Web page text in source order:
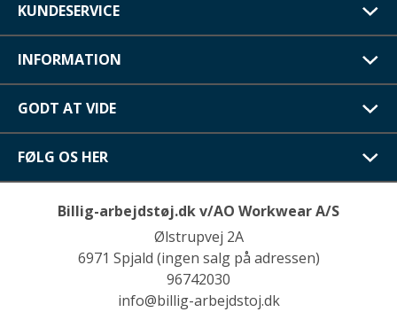
KUNDESERVICE
INFORMATION
GODT AT VIDE
FØLG OS HER
Billig-arbejdstøj.dk v/AO Workwear A/S
Ølstrupvej 2A
6971 Spjald (ingen salg på adressen)
96742030
info@billig-arbejdstoj.dk